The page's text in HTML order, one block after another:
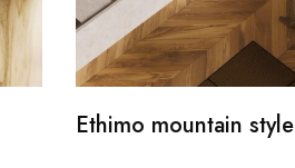
Ethimo mountain style